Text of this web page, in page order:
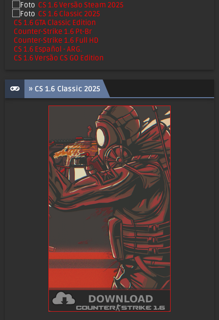
CS 1.6 Versão Steam 2025
CS 1.6 Classic 2025
CS 1.6 GTA Classic Edition
Counter-Strike 1.6 Pt-Br
Counter-Strike 1.6 Full HD
CS 1.6 Español - ARG.
CS 1.6 Versão CS GO Edition
» CS 1.6 Classic 2025